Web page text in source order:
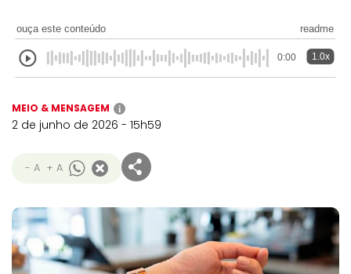
ouça este conteúdo readme
0:00 1.0x
MEIO & MENSAGEM i
2 de junho de 2026 - 15h59
- A + A